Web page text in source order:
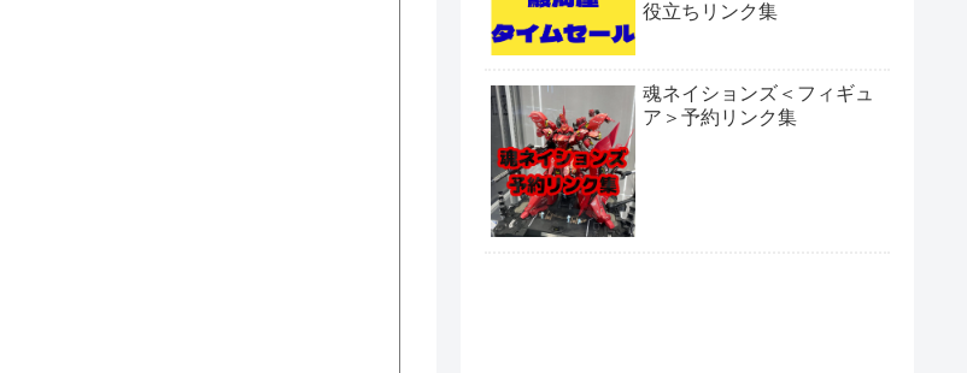
役立ちリンク集
魂ネイションズ＜フィギュ
ア＞予約リンク集